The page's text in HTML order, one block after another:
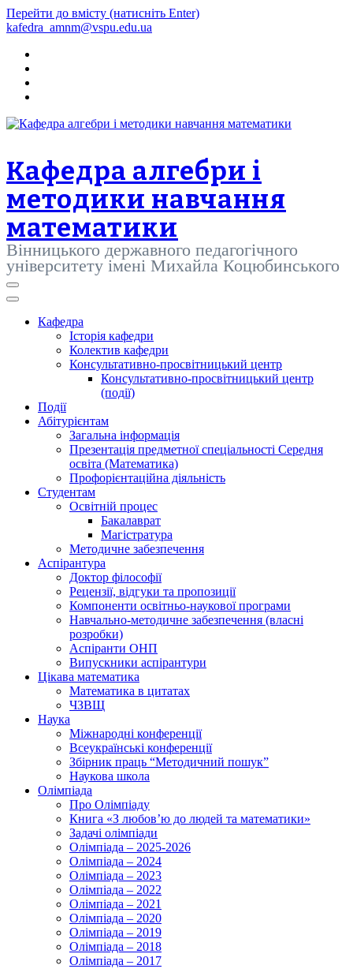
Перейти до вмісту (натисніть Enter)
kafedra_amnm@vspu.edu.ua
Кафедра алгебри і
методики навчання
математики
Вінницького державного педагогічного
університету імені Михайла Коцюбинського
Кафедра
Історія кафедри
Колектив кафедри
Консультативно-просвітницький центр
Консультативно-просвітницький центр
(події)
Події
Абітурієнтам
Загальна інформація
Презентація предметної спеціальності Середня
освіта (Математика)
Профорієнтаційна діяльність
Студентам
Освітній процес
Бакалаврат
Магістратура
Методичне забезпечення
Аспірантура
Доктор філософії
Рецензії, відгуки та пропозиції
Компоненти освітньо-наукової програми
Навчально-методичне забезпечення (власні
розробки)
Аспіранти ОНП
Випускники аспірантури
Цікава математика
Математика в цитатах
ЧЗВЩ
Наука
Міжнародні конференції
Всеукраїнські конференції
Збірник праць “Методичний пошук”
Наукова школа
Олімпіада
Про Олімпіаду
Книга «З любов’ю до людей та математики»
Задачі олімпіади
Олімпіада – 2025-2026
Олімпіада – 2024
Олімпіада – 2023
Олімпіада – 2022
Олімпіада – 2021
Олімпіада – 2020
Олімпіада – 2019
Олімпіада – 2018
Олімпіада – 2017